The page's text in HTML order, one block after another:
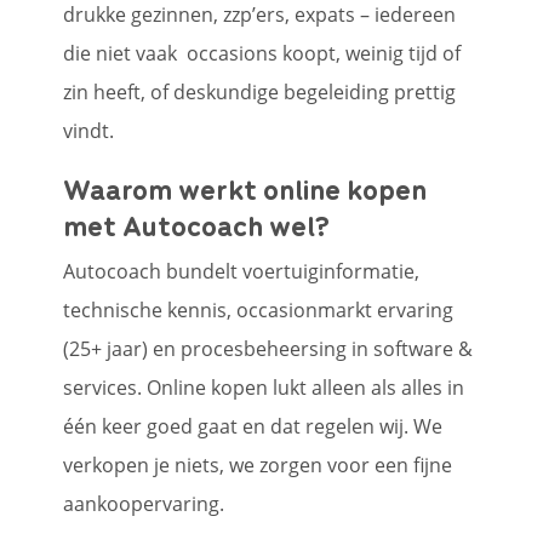
drukke gezinnen, zzp’ers, expats – iedereen
die niet vaak occasions koopt, weinig tijd of
zin heeft, of deskundige begeleiding prettig
vindt.
Waarom werkt online kopen
met Autocoach wel?
Autocoach bundelt voertuiginformatie,
technische kennis, occasionmarkt ervaring
(25+ jaar) en procesbeheersing in software &
services. Online kopen lukt alleen als alles in
één keer goed gaat en dat regelen wij. We
verkopen je niets, we zorgen voor een fijne
aankoopervaring.